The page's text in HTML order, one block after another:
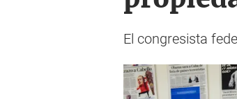
El congresista